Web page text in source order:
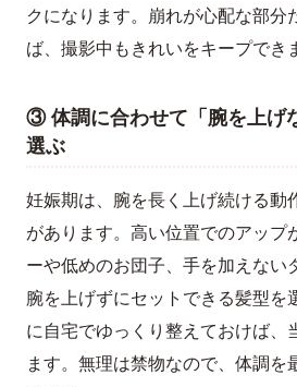
クになります。崩れが心配な部分
ば、撮影中もきれいをキープでき
③ 体調に合わせて「腕を上げ
選ぶ
妊娠期は、腕を長く上げ続ける動
があります。高い位置でのアップ
ーや低めのお団子、手を加えない
腕を上げずにセットできる髪型を
に自宅でゆっくり整えておけば、
ます。無理は禁物なので、体調を